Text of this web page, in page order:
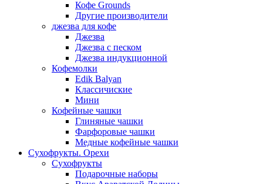
Кофе Grounds
Другие производители
джезва для кофе
Джезва
Джезва с песком
Джезва индукционной
Кофемолки
Edik Balyan
Классичиские
Мини
Кофейные чашки
Глиняные чашки
Фарфоровые чашки
Медные кофейные чашки
Сухофрукты. Орехи
Сухофрукты
Подарочные наборы